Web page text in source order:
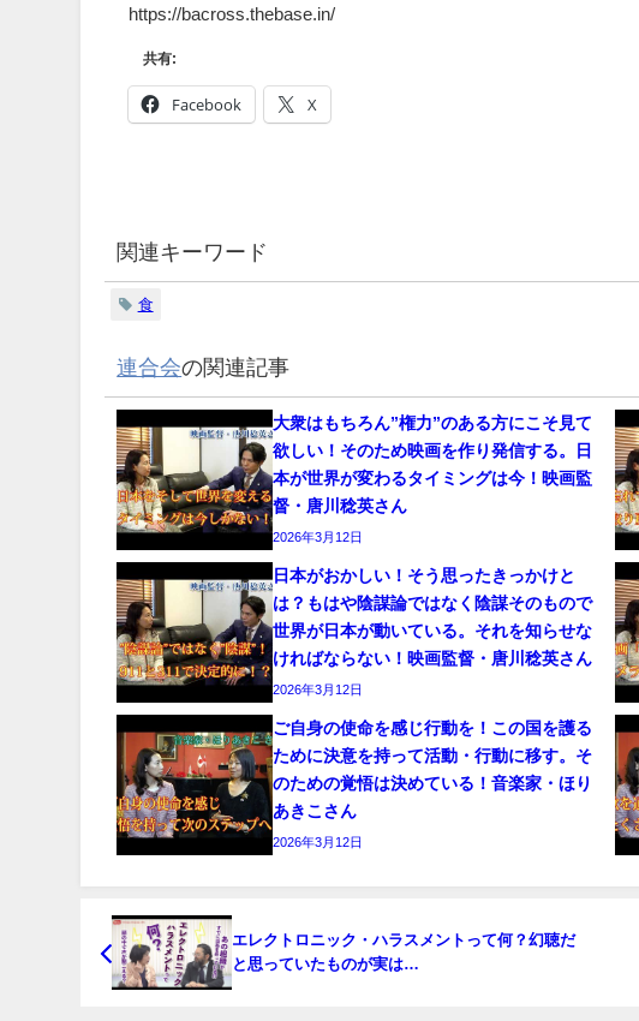
https://bacross.thebase.in/
共有:
Facebook X
関連キーワード
食
連合会の関連記事
大衆はもちろん”権力”のある方にこそ見て
欲しい！そのため映画を作り発信する。日
本が世界が変わるタイミングは今！映画監
督・唐川稔英さん
2026年3月12日
日本がおかしい！そう思ったきっかけと
は？もはや陰謀論ではなく陰謀そのもので
世界が日本が動いている。それを知らせな
ければならない！映画監督・唐川稔英さん
2026年3月12日
ご自身の使命を感じ行動を！この国を護る
ために決意を持って活動・行動に移す。そ
のための覚悟は決めている！音楽家・ほり
あきこさん
2026年3月12日
エレクトロニック・ハラスメントって何？幻聴だ
と思っていたものが実は…